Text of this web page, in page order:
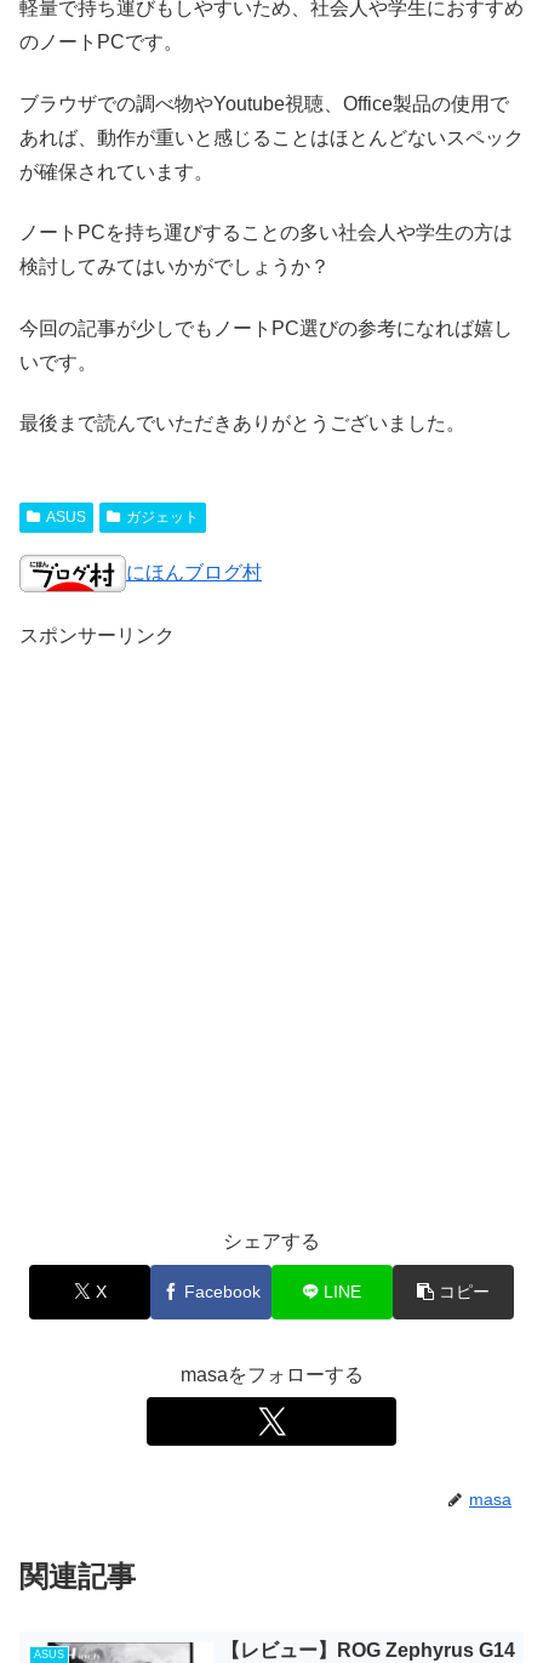
軽量で持ち運びもしやすいため、社会人や学生におすすめ
のノートPCです。
ブラウザでの調べ物やYoutube視聴、Office製品の使用で
あれば、動作が重いと感じることはほとんどないスペック
が確保されています。
ノートPCを持ち運びすることの多い社会人や学生の方は
検討してみてはいかがでしょうか？
今回の記事が少しでもノートPC選びの参考になれば嬉し
いです。
最後まで読んでいただきありがとうございました。
ASUS ガジェット
にほんブログ村
スポンサーリンク
シェアする
X Facebook LINE コピー
masaをフォローする
masa
関連記事
ASUS
【レビュー】ROG Zephyrus G14